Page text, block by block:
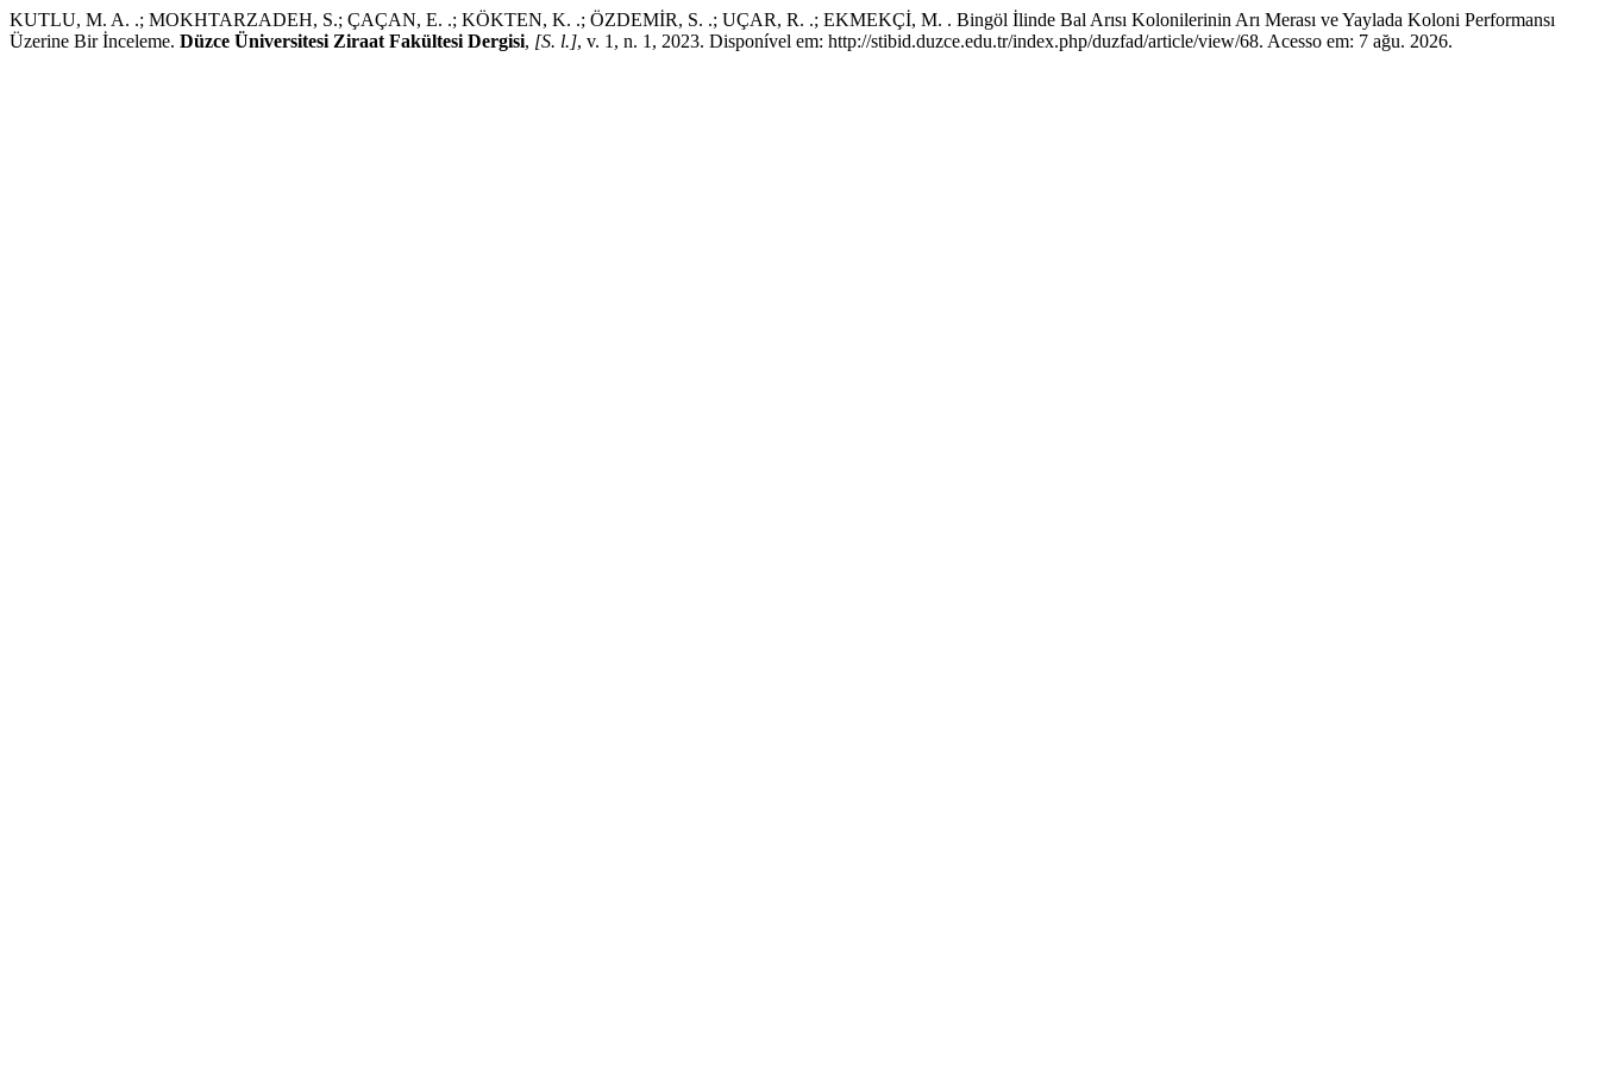
KUTLU, M. A. .; MOKHTARZADEH, S.; ÇAÇAN, E. .; KÖKTEN, K. .; ÖZDEMİR, S. .; UÇAR, R. .; EKMEKÇİ, M. . Bingöl İlinde Bal Arısı Kolonilerinin Arı Merası ve Yaylada Koloni Performansı
Üzerine Bir İnceleme. Düzce Üniversitesi Ziraat Fakültesi Dergisi, [S. l.], v. 1, n. 1, 2023. Disponível em: http://stibid.duzce.edu.tr/index.php/duzfad/article/view/68. Acesso em: 7 ağu. 2026.